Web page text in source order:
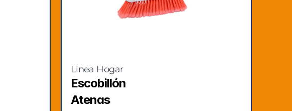
Linea Hogar
Escobillón
Atenas